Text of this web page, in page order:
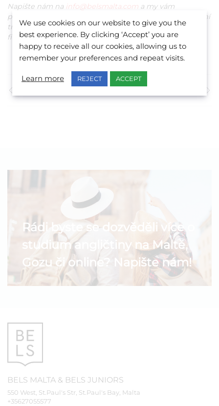
Napište nám na info@belsmalta.com a my vám
pomůžeme vybrat správný kurz, zařídit ubytování, letištní
transport a také aktivity pro volný čas dle vašich
finančních možností.
Rádi byste se dozvěděli více o
studium angličtiny na Maltě,
Gozu či online? Napište nám!
BELS MALTA & BELS JUNIORS
550 West, St.Paul's Str, St.Paul's Bay, Malta
+35627055577
We use cookies on our website to give you the
best experience. By clicking ‘Accept’ you are
happy to receive all our cookies, allowing us to
remember your preferences and repeat visits.
Learn more REJECT ACCEPT